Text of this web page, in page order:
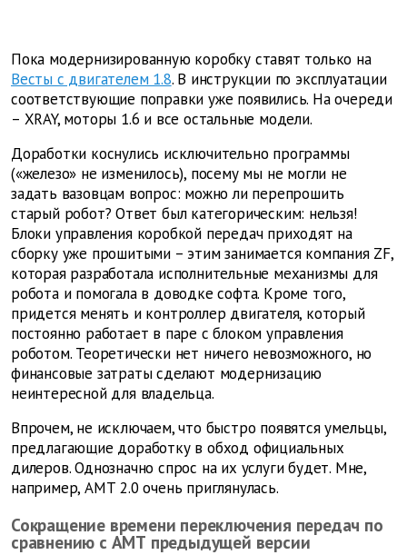
Пока модернизированную коробку ставят только на
Весты с двигателем 1.8. В инструкции по эксплуатации
соответствующие поправки уже появились. На очереди
– XRAY, моторы 1.6 и все остальные модели.
Доработки коснулись исключительно программы
(«железо» не изменилось), посему мы не могли не
задать вазовцам вопрос: можно ли перепрошить
старый робот? Ответ был категорическим: нельзя!
Блоки управления коробкой передач приходят на
сборку уже прошитыми – этим занимается компания ZF,
которая разработала исполнительные механизмы для
робота и помогала в доводке софта. Кроме того,
придется менять и контроллер двигателя, который
постоянно работает в паре с блоком управления
роботом. Теоретически нет ничего невозможного, но
финансовые затраты сделают модернизацию
неинтересной для владельца.
Впрочем, не исключаем, что быстро ­появятся умельцы,
предлагающие доработку в обход официальных
дилеров. Однозначно спрос на их услуги будет. Мне,
например, АМТ 2.0 очень приглянулась.
Сокращение времени переключения передач по
сравнению с АМТ предыдущей версии